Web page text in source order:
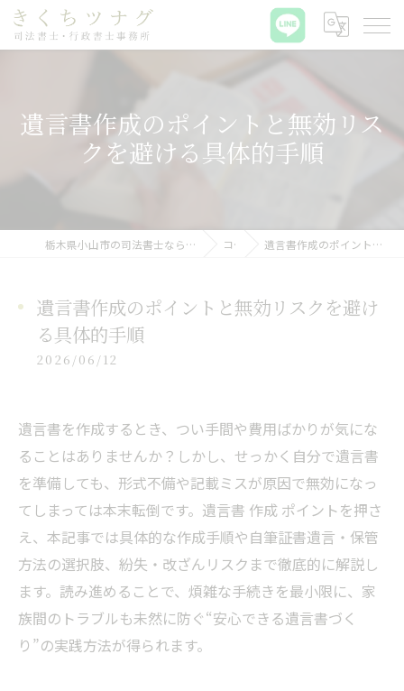
遺言書作成のポイントと無効リス
クを避ける具体的手順
栃木県小山市の司法書士ならきくちツナグ司法書士・行政書士事務所 コラム 遺言書作成のポイントと無効リスクを避ける具体的手順
遺言書作成のポイントと無効リスクを避け
る具体的手順
2026/06/12
遺言書を作成するとき、つい手間や費用ばかりが気にな
ることはありませんか？しかし、せっかく自分で遺言書
を準備しても、形式不備や記載ミスが原因で無効になっ
てしまっては本末転倒です。遺言書 作成 ポイントを押さ
え、本記事では具体的な作成手順や自筆証書遺言・保管
方法の選択肢、紛失・改ざんリスクまで徹底的に解説し
ます。読み進めることで、煩雑な手続きを最小限に、家
族間のトラブルも未然に防ぐ“安心できる遺言書づく
り”の実践方法が得られます。